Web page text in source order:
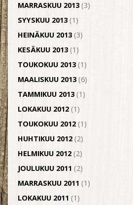
MARRASKUU 2013(3)
SYYSKUU 2013(1)
HEINÄKUU 2013(3)
KESÄKUU 2013(1)
TOUKOKUU 2013(1)
MAALISKUU 2013(6)
TAMMIKUU 2013(1)
LOKAKUU 2012(1)
TOUKOKUU 2012(1)
HUHTIKUU 2012(2)
HELMIKUU 2012(2)
JOULUKUU 2011 (2)
MARRASKUU 2011 (1)
LOKAKUU 2011 (1)